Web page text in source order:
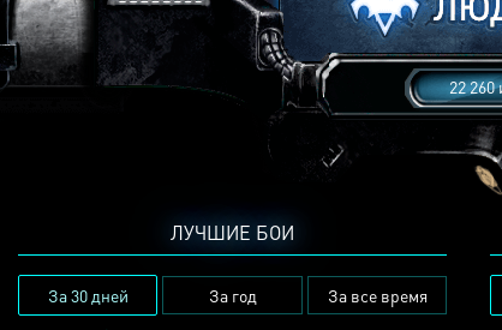
22 260
ЛУЧШИЕ БОИ
За 30 дней За год За все время